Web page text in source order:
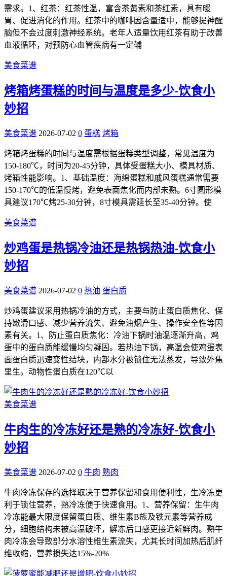
需求。1、红茶：红茶性温，富含茶黄素和茶红素，具有暖
胃、促进消化的作用。红茶中的咖啡因含量适中，能够提神醒
脑但不会过度刺激神经系统。老年人适量饮用红茶有助于改善
血液循环，对预防心血管疾病有一定辅
美食菜谱
烤箱烤蛋糕的时间与温度是多少-饮食小
妙招
美食菜谱 2026-07-02 0 蛋糕 烤箱
烤箱烤蛋糕的时间与温度需根据蛋糕类型调整，常见温度为
150-180℃，时间为20-45分钟，具体受蛋糕大小、模具材质、
烤箱性能影响。1、基础温度：海绵蛋糕和戚风蛋糕通常需要
150-170℃的低温慢烤，避免表面焦化而内部未熟。6寸圆形模
具建议170℃烤25-30分钟，8寸模具需延长至35-40分钟。使
美食菜谱
炒鸡蛋是热锅冷油还是热锅热油-饮食小
妙招
美食菜谱 2026-07-02 0 热油 蛋白质
炒鸡蛋建议采用热锅冷油的方式，主要与防止蛋白质焦化、保
持嫩滑口感、减少营养流失、避免油烟产生、操作安全性等因
素有关。1、防止蛋白质焦化：冷油下锅时油温逐渐升高，鸡
蛋中的蛋白质能缓慢均匀凝固。若热油下锅，高温会使鸡蛋表
面蛋白质迅速变性结块，内部水分被锁住无法蒸发，导致外焦
里生。动物性蛋白质在120℃以
美食菜谱
牛肉生的冷冻好还是熟的冷冻好-饮食小
妙招
美食菜谱 2026-07-02 0 牛肉 熟肉
牛肉冷冻保存的选择取决于营养保留和食用便利性，生冷冻更
利于锁住营养，熟冷冻便于快速食用。1、营养保留：生牛肉
冷冻能最大限度保留蛋白质、维生素B族及铁元素等营养成
分，细胞结构未被高温破坏，解冻后口感更接近新鲜肉。熟牛
肉冷冻会导致部分水溶性维生素流失，尤其长时间加热后肌纤
维收缩，营养损失达15%-20%